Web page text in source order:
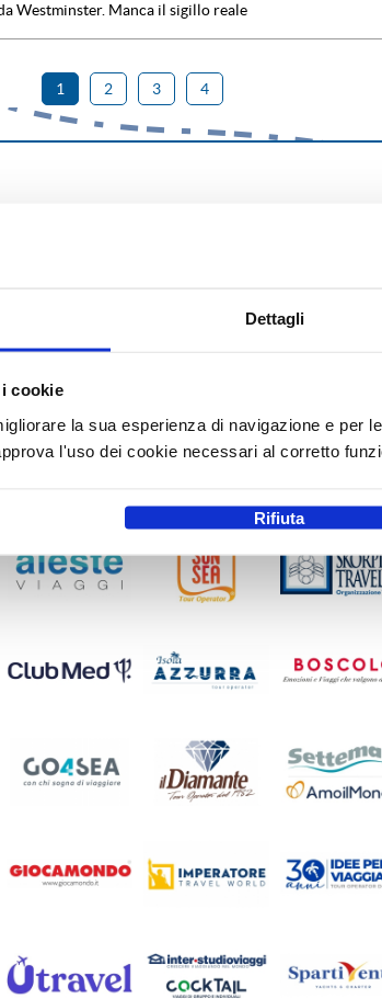
Dettagli
cookie
la sua esperienza di navigazione e per
l'uso dei cookie necessari al corretto
Rifiuta
Westminster. Manca il sigillo reale
1 2 3 4